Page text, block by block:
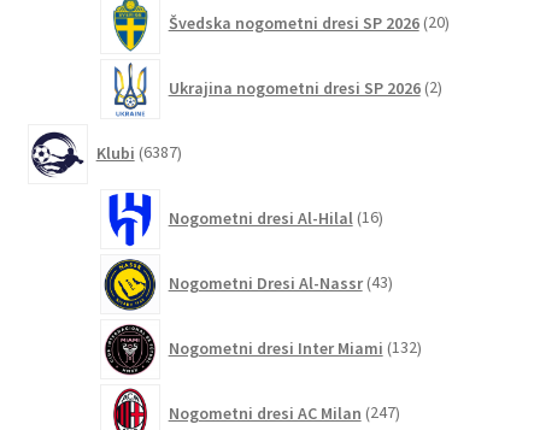
Švedska nogometni dresi SP 2026 20izdelkov
Ukrajina nogometni dresi SP 2026 2izdelka
Klubi 6387izdelkov
Nogometni dresi Al-Hilal 16izdelkov
Nogometni Dresi Al-Nassr 43izdelkov
Nogometni dresi Inter Miami 132izdelkov
Nogometni dresi AC Milan 247izdelkov